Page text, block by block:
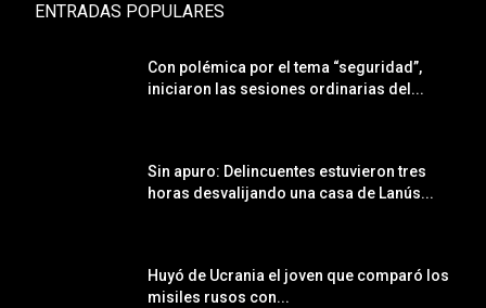
ENTRADAS POPULARES
Con polémica por el tema “seguridad”,
iniciaron las sesiones ordinarias del...
Sin apuro: Delincuentes estuvieron tres
horas desvalijando una casa de Lanús...
Huyó de Ucrania el joven que comparó los
misiles rusos con...